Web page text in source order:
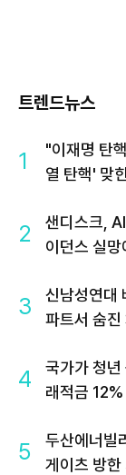
트렌드뉴스
1
"이재명 탄
열 탄핵' 맞
2
샌디스크,
이던스 실
3
신남성연대
파트서 숨진
4
국가가 청
래적금
5
두산에너빌
게이츠 방